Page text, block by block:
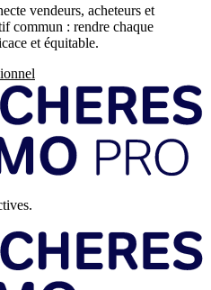
vendeurs, acheteurs et
commun : rendre chaque
et équitable.